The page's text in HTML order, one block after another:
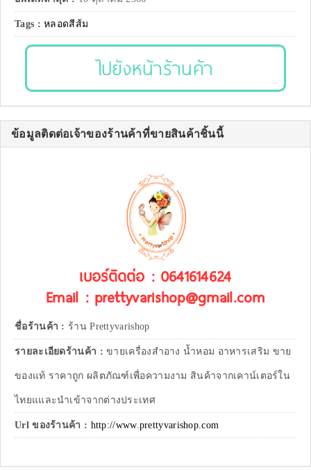
Tags :หลอดสีส้ม
ไปยังหน้าร้านค้า
ข้อมูลติดต่อเจ้าของร้านค้าที่ขายสินค้าชิ้นนี้
เบอร์ติดต่อ : 0641614624
Email : prettyvarishop@gmail.com
ชื่อร้านค้า : ร้าน Prettyvarishop
รายละเอียดร้านค้า :ขายเครื่องสำอาง น้ำหอม อาหารเสริม ขาย
ของแท้ ราคาถูก ผลิตภัณฑ์เพื่อความงาม สินค้าจากเคาน์เตอร์ใน
ไทยแและนำเข้าจากต่างประเทศ
Url ของร้านค้า : http://www.prettyvarishop.com